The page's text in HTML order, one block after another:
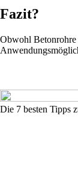
Fazit?
Obwohl Betonrohre
Die 7 besten Tipps